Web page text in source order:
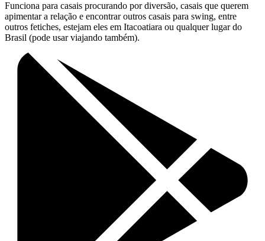
Funciona para casais procurando por diversão, casais que querem
apimentar a relação e encontrar outros casais para swing, entre
outros fetiches, estejam eles em Itacoatiara ou qualquer lugar do
Brasil (pode usar viajando também).